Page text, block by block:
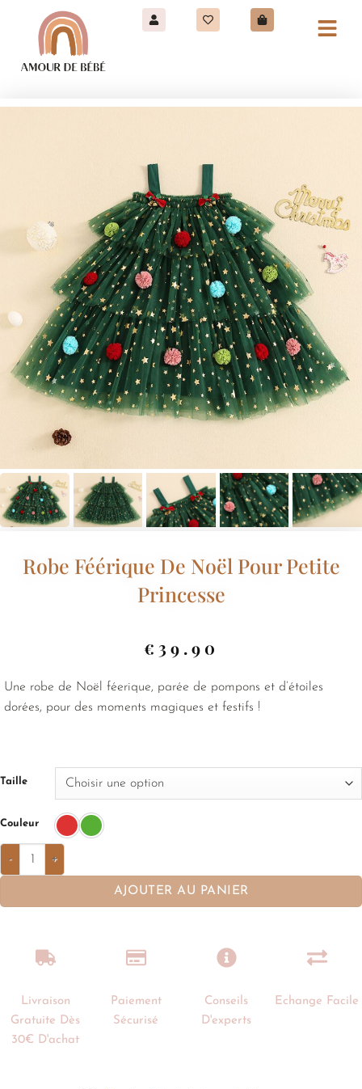
Robe Féérique De Noël Pour Petite
Princesse
€ 39.90
Une robe de Noël féerique, parée de pompons et d’étoiles
dorées, pour des moments magiques et festifs !
Taille
Couleur
AJOUTER AU PANIER
Livraison
Gratuite Dès
30€ D'achat
Paiement
Sécurisé
Conseils
D'experts
Echange Facile